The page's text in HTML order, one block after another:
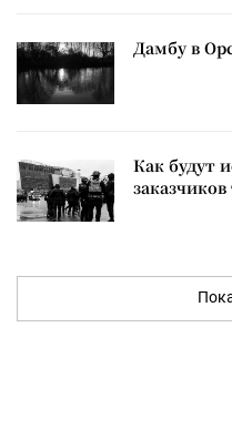
Дамбу в
Как будут